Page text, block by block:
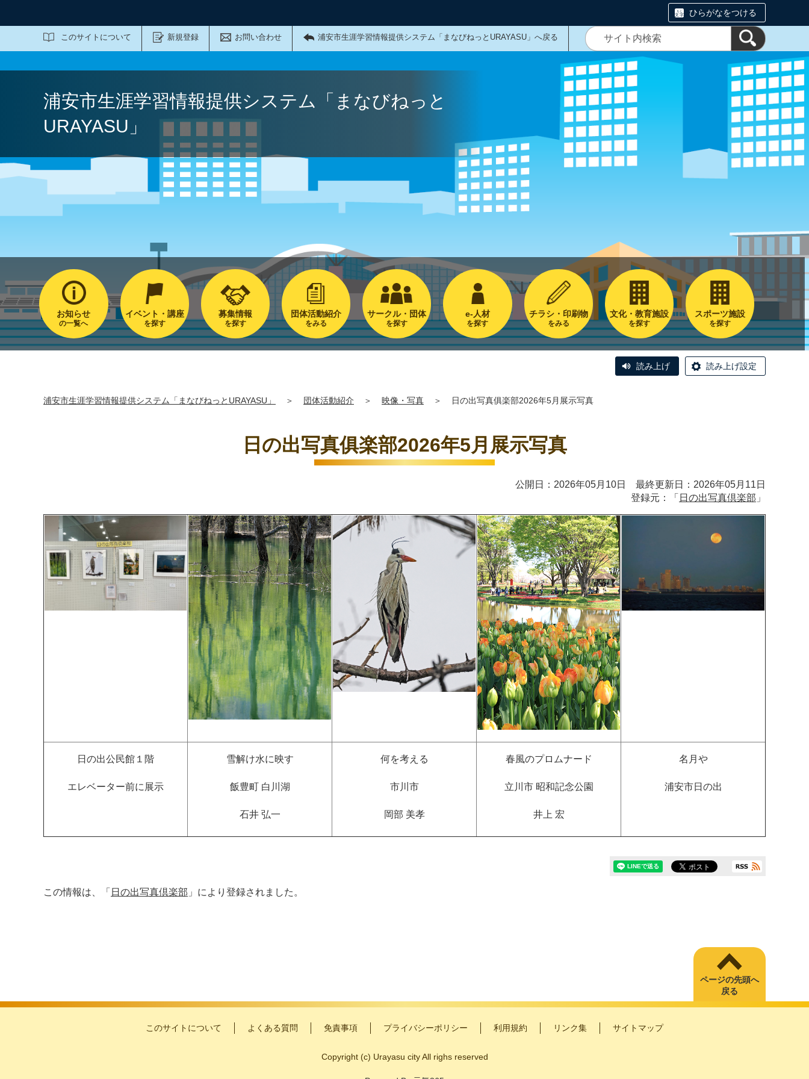
ひらがなをつける
このサイトについて 新規登録 お問い合わせ 浦安市生涯学習情報提供システム「まなびねっとURAYASU」へ戻る
サイト内検索
浦安市生涯学習情報提供システム「まなびねっと
URAYASU」
お知らせ
の一覧へ
イベント・講座
を探す
募集情報
を探す
団体活動紹介
をみる
サークル・団体
を探す
e-人材
を探す
チラシ・印刷物
をみる
文化・教育施設
を探す
スポーツ施設
を探す
読み上げ 読み上げ設定
浦安市生涯学習情報提供システム「まなびねっとURAYASU」 ＞ 団体活動紹介 ＞ 映像・写真 ＞ 日の出写真俱楽部2026年5月展示写真
日の出写真俱楽部2026年5月展示写真
公開日：2026年05月10日 最終更新日：2026年05月11日
登録元：「 日の出写真倶楽部 」
日の出公民館１階
エレベーター前に展示
雪解け水に映す
飯豊町 白川湖
石井 弘一
何を考える
市川市
岡部 美孝
春風のプロムナード
立川市 昭和記念公園
井上 宏
名月や
浦安市日の出
この情報は、「 日の出写真倶楽部 」により登録されました。
ページの先頭へ
戻る
このサイトについて よくある質問 免責事項 プライバシーポリシー 利用規約 リンク集 サイトマップ
Copyright (c) Urayasu city All righs reserved